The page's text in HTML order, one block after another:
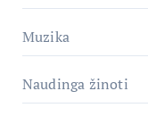
Muzika
Naudinga žinoti